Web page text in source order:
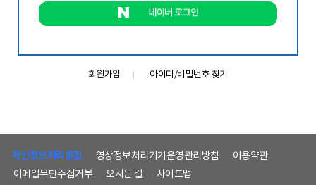
회원가입 아이디/비밀번호 찾기
개인정보처리방침 영상정보처리기기운영관리방침
이용약관
이메일무단수집거부
오시는 길 사이트맵